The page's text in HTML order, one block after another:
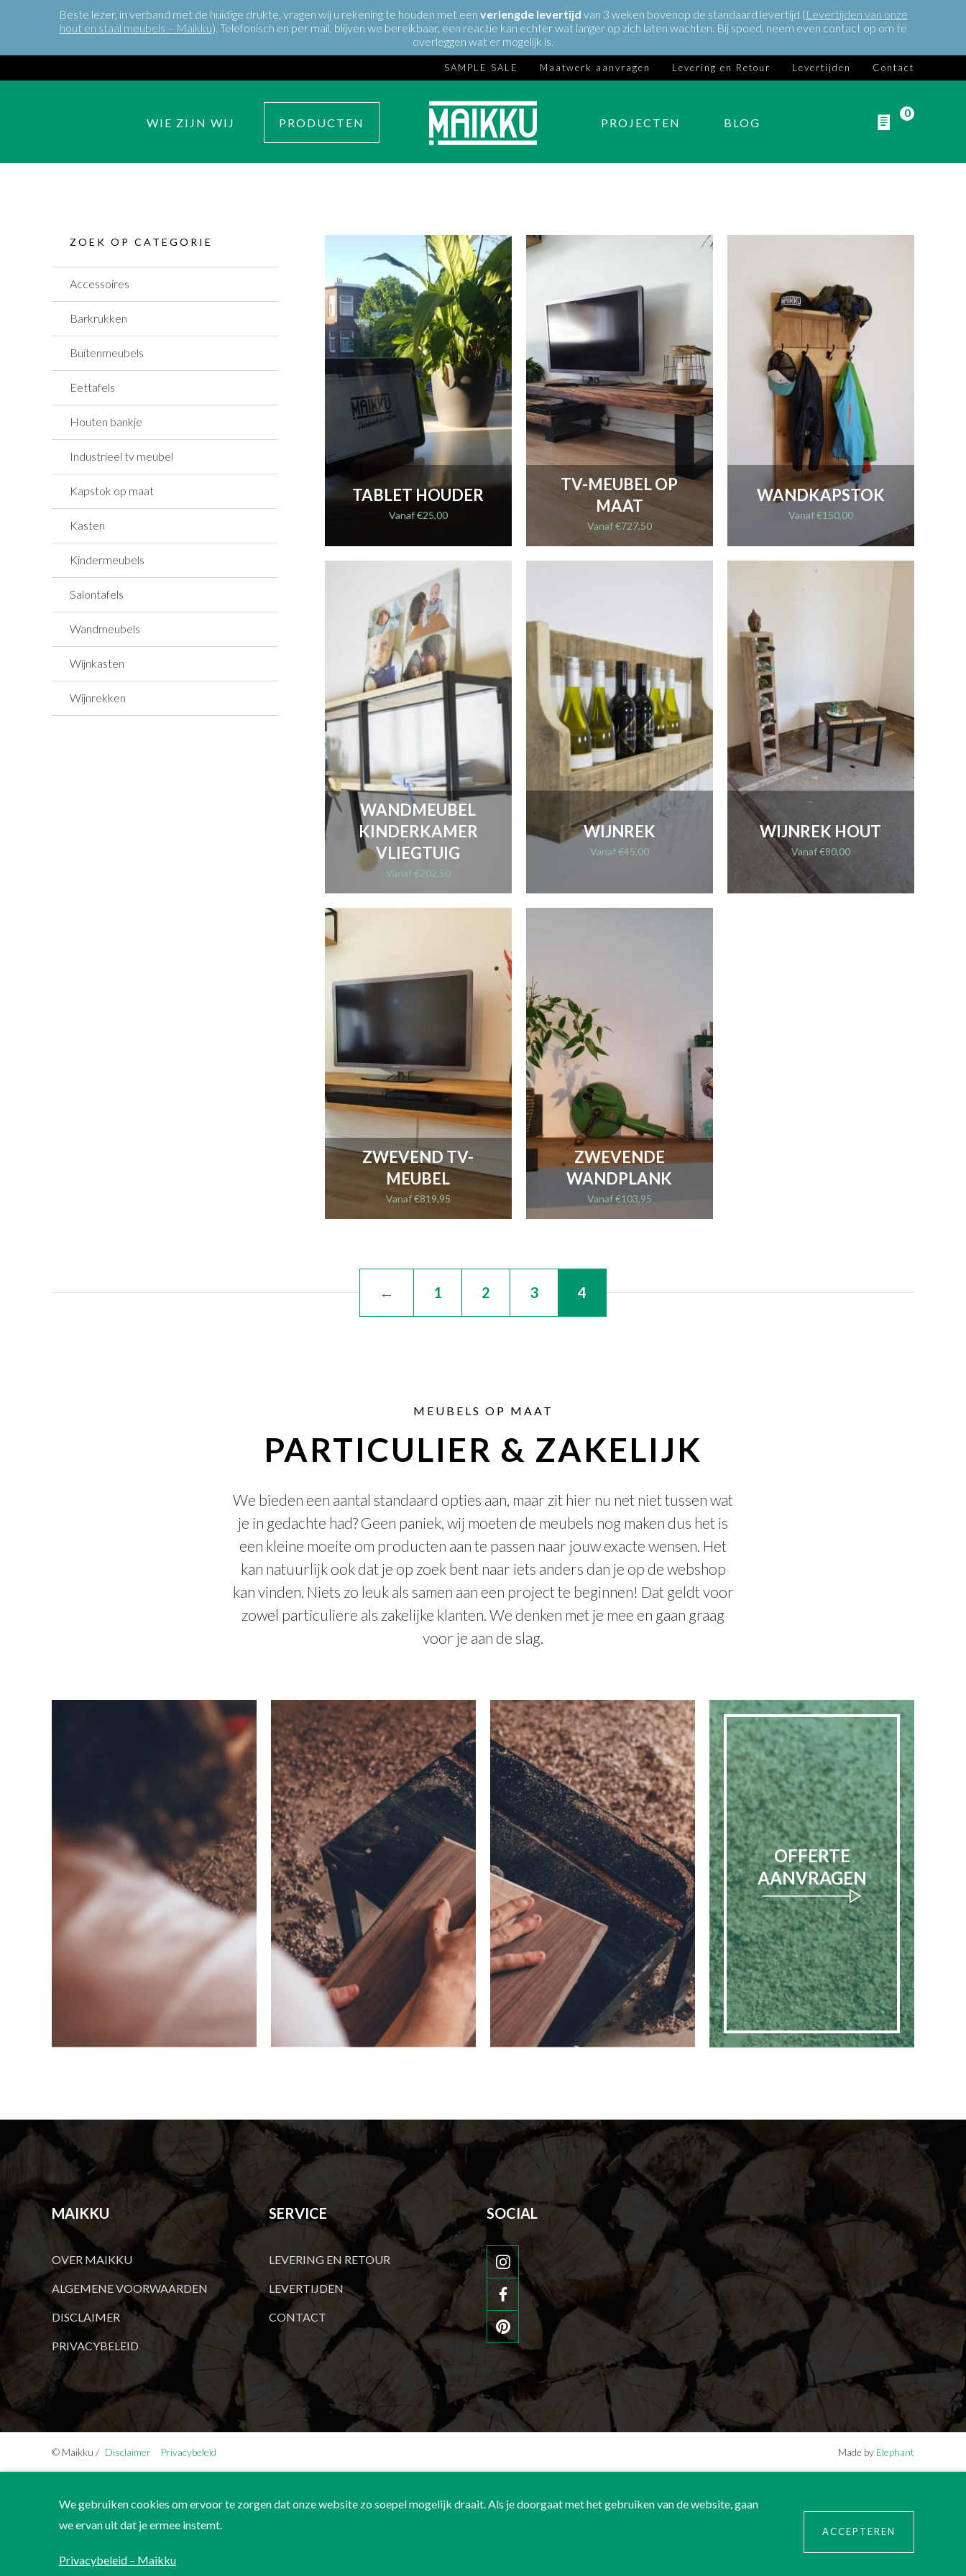
Beste lezer, in verband met de huidige drukte, vragen wij u rekening te houden met een verlengde levertijd van 3 weken bovenop de standaard levertijd (Levertijden van onze
hout en staal meubels – Maikku). Telefonisch en per mail, blijven we bereikbaar, een reactie kan echter wat langer op zich laten wachten. Bij spoed, neem even contact op om te
overleggen wat er mogelijk is.
0
WIE ZIJN WIJ PRODUCTEN PROJECTEN BLOG
SAMPLE SALE Maatwerk aanvragen Levering en Retour Levertijden Contact
ZOEK OP CATEGORIE
Accessoires
Barkrukken
Buitenmeubels
Eettafels
Houten bankje
Industrieel tv meubel
Kapstok op maat
Kasten
Kindermeubels
Salontafels
Wandmeubels
Wijnkasten
Wijnrekken
TABLET HOUDER
Vanaf€25,00
TV-MEUBEL OP
MAAT
Vanaf€727,50
WANDKAPSTOK
Vanaf€150,00
WANDMEUBEL
KINDERKAMER
VLIEGTUIG
Vanaf€202,50
WIJNREK
Vanaf€45,00
WIJNREK HOUT
Vanaf€80,00
ZWEVEND TV-
MEUBEL
Vanaf€819,95
ZWEVENDE
WANDPLANK
Vanaf€103,95
← 1 2 3 4
MEUBELS OP MAAT
PARTICULIER & ZAKELIJK
We bieden een aantal standaard opties aan, maar zit hier nu net niet tussen wat
je in gedachte had? Geen paniek, wij moeten de meubels nog maken dus het is
een kleine moeite om producten aan te passen naar jouw exacte wensen. Het
kan natuurlijk ook dat je op zoek bent naar iets anders dan je op de webshop
kan vinden. Niets zo leuk als samen aan een project te beginnen! Dat geldt voor
zowel particuliere als zakelijke klanten. We denken met je mee en gaan graag
voor je aan de slag.
OFFERTE
AANVRAGEN
MAIKKU
OVER MAIKKU
ALGEMENE VOORWAARDEN
DISCLAIMER
PRIVACYBELEID
SERVICE
LEVERING EN RETOUR
LEVERTIJDEN
CONTACT
SOCIAL
© Maikku / Disclaimer Privacybeleid Made by Elephant
We gebruiken cookies om ervoor te zorgen dat onze website zo soepel mogelijk draait. Als je doorgaat met het gebruiken van de website, gaan
we ervan uit dat je ermee instemt.
Privacybeleid – Maikku
ACCEPTEREN